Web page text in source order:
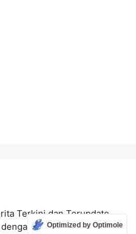
Terkini dan Terupdate
GeneratePress
Optimized by Optimole